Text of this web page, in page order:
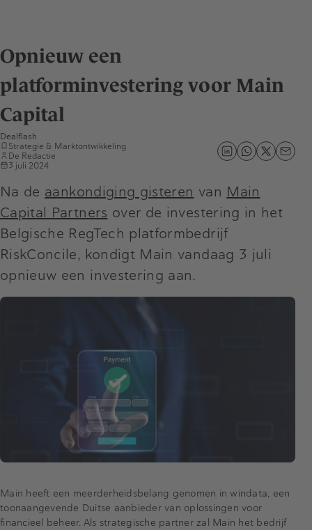
Opnieuw een
platforminvestering voor Main
Capital
Dealflash
Strategie & Marktontwikkeling
De Redactie
3 juli 2024
Na de aankondiging gisteren van Main
Capital Partners over de investering in het
Belgische RegTech platformbedrijf
RiskConcile, kondigt Main vandaag 3 juli
opnieuw een investering aan.
Main heeft een meerderheidsbelang genomen in windata, een
toonaangevende Duitse aanbieder van oplossingen voor
financieel beheer. Als strategische partner zal Main het bedrijf